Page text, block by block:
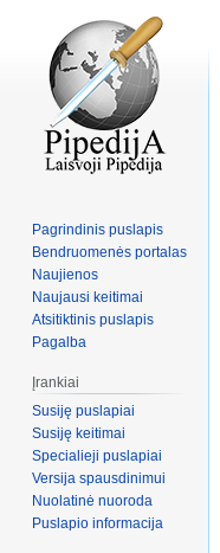
Pagrindinis puslapis
Bendruomenės portalas
Naujienos
Naujausi keitimai
Atsitiktinis puslapis
Pagalba
Įrankiai
Susiję puslapiai
Susiję keitimai
Specialieji puslapiai
Versija spausdinimui
Nuolatinė nuoroda
Puslapio informacija